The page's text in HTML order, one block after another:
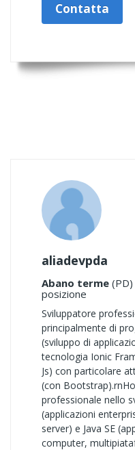
Contatta
aliadevpda
Abano terme
posizione
Sviluppatore
principalmente di
(sviluppo di
tecnologia Ionic
Js) con particolare
(con
professionale nello
(applicazioni
server) e Java SE
computer,